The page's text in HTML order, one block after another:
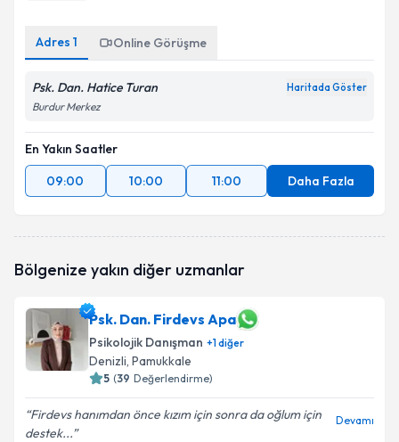
Adres 1 Online Görüşme
Psk. Dan. Hatice Turan Haritada Göster
Burdur Merkez
En Yakın Saatler
09:00
10:00 11:00 Daha Fazla
Bölgenize yakın diğer uzmanlar
Psk. Dan. Firdevs Apa
Psikolojik Danışman +1diğer
Denizli, Pamukkale
5 (39 Değerlendirme)
Firdevs hanımdan önce kızım için sonra da oğlum için
destek...
Devamı